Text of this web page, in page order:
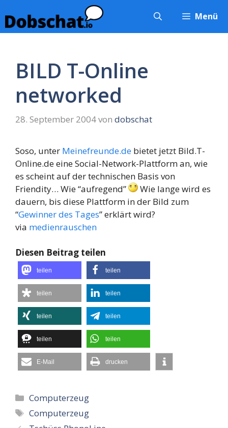
Inhalt
springen
Menü
BILD T-Online
networked
28. September 2004von dobschat
Soso, unter Meinefreunde.de bietet jetzt Bild.T-
Online.de eine Social-Network-Plattform an, wie
es scheint auf der technischen Basis von
Friendity… Wie “aufregend”
Wie lange wird es
dauern, bis diese Plattform in der Bild zum
“Gewinner des Tages” erklärt wird?
via medienrauschen
Diesen Beitrag teilen
teilen teilen
teilen teilen
teilen teilen
teilen teilen
E-Mail drucken
Kategorien
Computerzeug
Schlagwörter
Computerzeug